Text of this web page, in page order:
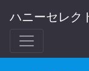
ハニーセレク